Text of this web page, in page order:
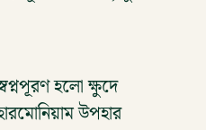
হলো ক্ষুদে
উপহার